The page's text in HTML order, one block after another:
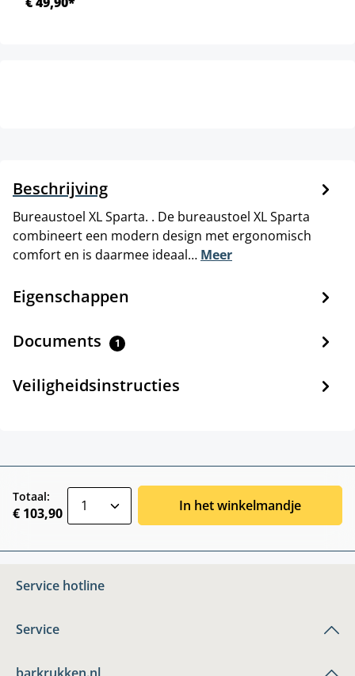
Beschrijving
Bureaustoel XL Sparta. . De bureaustoel XL Sparta
combineert een modern design met ergonomisch
comfort en is daarmee ideaal… Meer
Eigenschappen
Documents 1
Veiligheidsinstructies
Totaal:
€ 103,90 In het winkelmandje
Service hotline
Service